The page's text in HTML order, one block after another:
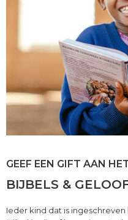
GEEF EEN GIFT AAN
BIJBELS &
Ieder kind dat is